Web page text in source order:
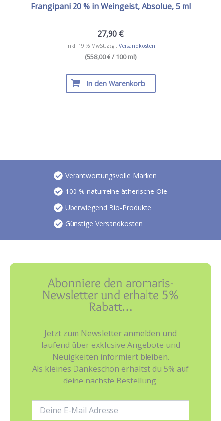
Frangipani 20 % in Weingeist, Absolue, 5 ml
27,90 €
inkl. 19 % MwSt. zzgl. Versandkosten
(558,00 € / 100 ml)
In den Warenkorb
Verantwortungsvolle Marken
100 % naturreine ätherische Öle
Überwiegend Bio-Produkte
Günstige Versandkosten
Abonniere den aromaris-
Newsletter und erhalte 5%
Rabatt…
Jetzt zum Newsletter anmelden und
laufend über exklusive Angebote und
Neuigkeiten informiert bleiben.
Als kleines Dankeschön erhältst du 5% auf
deine nächste Bestellung.
Mail-